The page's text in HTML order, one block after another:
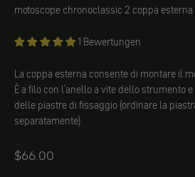
motogadget
motoscope chronoclassic 2 coppa
1 Bewertungen
La coppa esterna consente di montare il
È a filo con l'anello a vite dello strumento
delle piastre di fissaggio (ordinare la
separatamente).
Angebot
$66.00